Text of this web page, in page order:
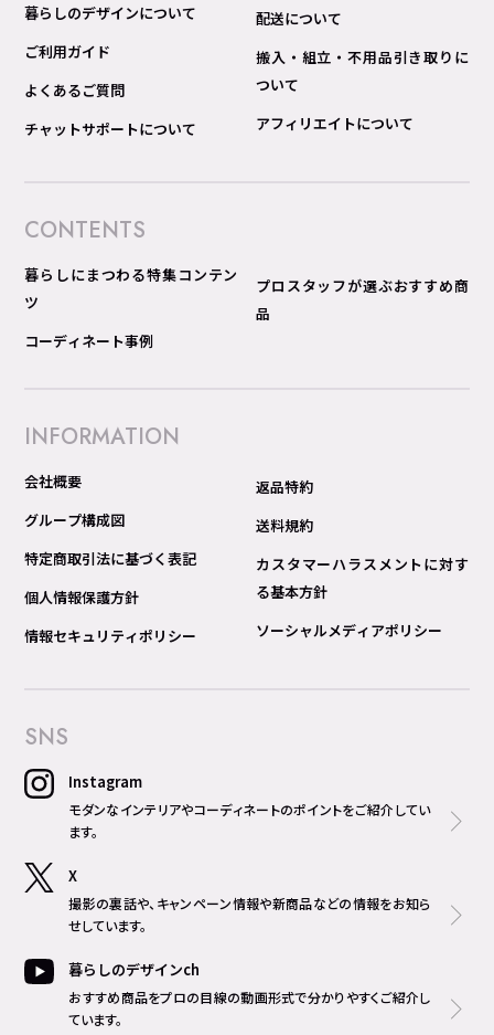
暮らしのデザインについて
ご利用ガイド
よくあるご質問
チャットサポートについて
配送について
搬入・組立・不用品引き取りに
ついて
アフィリエイトについて
CONTENTS
暮らしにまつわる特集コンテン
ツ
コーディネート事例
プロスタッフが選ぶおすすめ商
品
INFORMATION
会社概要
グループ構成図
特定商取引法に基づく表記
個人情報保護方針
情報セキュリティポリシー
返品特約
送料規約
カスタマーハラスメントに対す
る基本方針
ソーシャルメディアポリシー
SNS
Instagram
モダンなインテリアやコーディネートのポイントをご紹介してい
ます。
X
撮影の裏話や、キャンペーン情報や新商品などの情報をお知ら
せしています。
暮らしのデザインch
おすすめ商品をプロの目線の動画形式で分かりやすくご紹介し
ています。